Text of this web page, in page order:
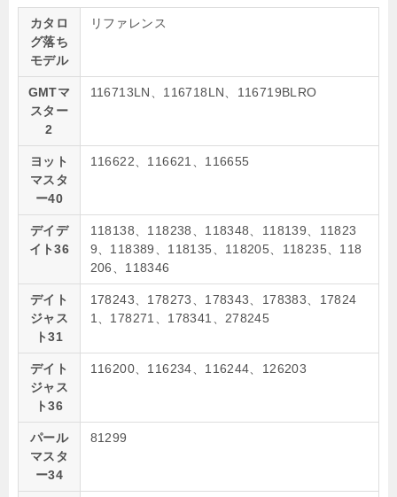
カタロ
グ落ち
モデル
リファレンス
GMTマ
スター
2
116713LN、116718LN、116719BLRO
ヨット
マスタ
ー40
116622、116621、116655
デイデ
イト36
118138、118238、118348、118139、11823
9、118389、118135、118205、118235、118
206、118346
デイト
ジャス
ト31
178243、178273、178343、178383、17824
1、178271、178341、278245
デイト
ジャス
ト36
116200、116234、116244、126203
パール
マスタ
ー34
81299